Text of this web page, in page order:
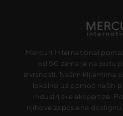
Mercuri International
od 50 zemalja na putu
izvrsnosti. Našim klijentima
lokalno uz pomoć naših
industrijske ekspertize.
njihove zaposlene